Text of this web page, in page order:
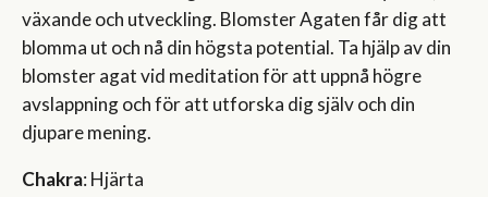
växande och utveckling. Blomster Agaten får dig att
blomma ut och nå din högsta potential. Ta hjälp av din
blomster agat vid meditation för att uppnå högre
avslappning och för att utforska dig själv och din
djupare mening.
Chakra: Hjärta